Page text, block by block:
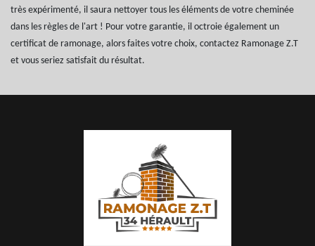
très expérimenté, il saura nettoyer tous les éléments de votre cheminée
dans les règles de l'art ! Pour votre garantie, il octroie également un
certificat de ramonage, alors faites votre choix, contactez Ramonage Z.T
et vous seriez satisfait du résultat.